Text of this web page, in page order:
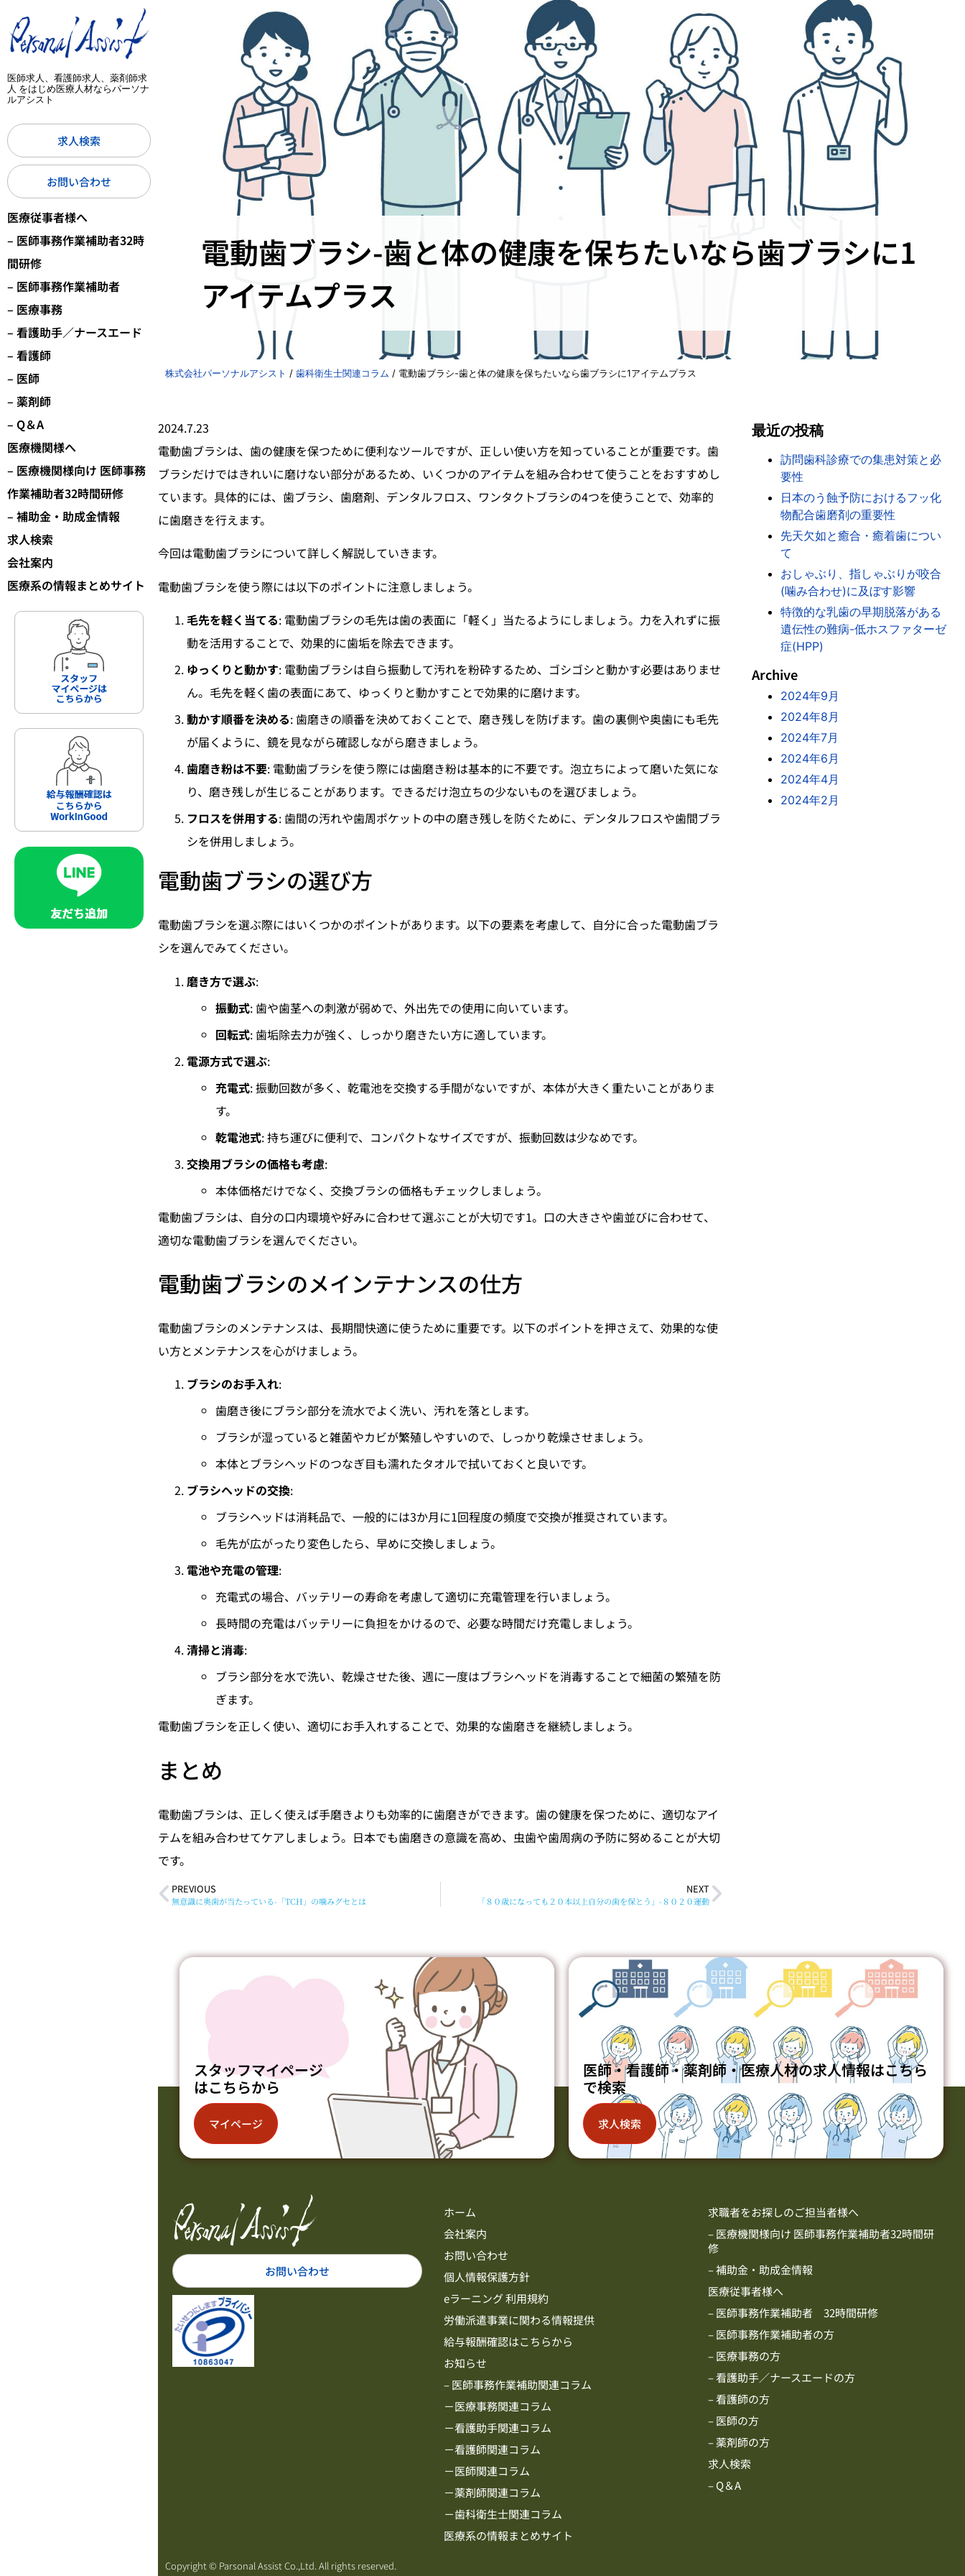
医師求人、看護師求人、薬剤師求
人 をはじめ医療人材ならパーソナ
ルアシスト
求人検索
お問い合わせ
医療従事者様へ
– 医師事務作業補助者32時
間研修
– 医師事務作業補助者
– 医療事務
– 看護助手／ナースエード
– 看護師
– 医師
– 薬剤師
– Q＆A
医療機関様へ
– 医療機関様向け 医師事務
作業補助者32時間研修
– 補助金・助成金情報
求人検索
会社案内
医療系の情報まとめサイト
電動歯ブラシ-歯と体の健康を保ちたいなら歯ブラシに1
アイテムプラス
株式会社パーソナルアシスト / 歯科衛生士関連コラム / 電動歯ブラシ-歯と体の健康を保ちたいなら歯ブラシに1アイテムプラス
2024.7.23
電動歯ブラシは、歯の健康を保つために便利なツールですが、正しい使い方を知っていることが重要です。歯
ブラシだけではきれいに磨けない部分があるため、いくつかのアイテムを組み合わせて使うことをおすすめし
ています。具体的には、歯ブラシ、歯磨剤、デンタルフロス、ワンタクトブラシの4つを使うことで、効率的
に歯磨きを行えます。
今回は電動歯ブラシについて詳しく解説していきます。
電動歯ブラシを使う際には以下のポイントに注意しましょう。
毛先を軽く当てる: 電動歯ブラシの毛先は歯の表面に「軽く」当たるようにしましょう。力を入れずに振
動を活用することで、効果的に歯垢を除去できます。
ゆっくりと動かす: 電動歯ブラシは自ら振動して汚れを粉砕するため、ゴシゴシと動かす必要はありませ
ん。毛先を軽く歯の表面にあて、ゆっくりと動かすことで効果的に磨けます。
動かす順番を決める: 歯磨きの順番を決めておくことで、磨き残しを防げます。歯の裏側や奥歯にも毛先
が届くように、鏡を見ながら確認しながら磨きましょう。
歯磨き粉は不要: 電動歯ブラシを使う際には歯磨き粉は基本的に不要です。泡立ちによって磨いた気にな
り、磨き残しが生じることがあります。できるだけ泡立ちの少ないものを選びましょう。
フロスを併用する: 歯間の汚れや歯周ポケットの中の磨き残しを防ぐために、デンタルフロスや歯間ブラ
シを併用しましょう。
電動歯ブラシの選び方
電動歯ブラシを選ぶ際にはいくつかのポイントがあります。以下の要素を考慮して、自分に合った電動歯ブラ
シを選んでみてください。
磨き方で選ぶ:
振動式: 歯や歯茎への刺激が弱めで、外出先での使用に向いています。
回転式: 歯垢除去力が強く、しっかり磨きたい方に適しています。
電源方式で選ぶ:
充電式: 振動回数が多く、乾電池を交換する手間がないですが、本体が大きく重たいことがありま
す。
乾電池式: 持ち運びに便利で、コンパクトなサイズですが、振動回数は少なめです。
交換用ブラシの価格も考慮:
本体価格だけでなく、交換ブラシの価格もチェックしましょう。
電動歯ブラシは、自分の口内環境や好みに合わせて選ぶことが大切です1。口の大きさや歯並びに合わせて、
適切な電動歯ブラシを選んでください。
電動歯ブラシのメインテナンスの仕方
電動歯ブラシのメンテナンスは、長期間快適に使うために重要です。以下のポイントを押さえて、効果的な使
い方とメンテナンスを心がけましょう。
ブラシのお手入れ:
歯磨き後にブラシ部分を流水でよく洗い、汚れを落とします。
ブラシが湿っていると雑菌やカビが繁殖しやすいので、しっかり乾燥させましょう。
本体とブラシヘッドのつなぎ目も濡れたタオルで拭いておくと良いです。
ブラシヘッドの交換:
ブラシヘッドは消耗品で、一般的には3か月に1回程度の頻度で交換が推奨されています。
毛先が広がったり変色したら、早めに交換しましょう。
電池や充電の管理:
充電式の場合、バッテリーの寿命を考慮して適切に充電管理を行いましょう。
長時間の充電はバッテリーに負担をかけるので、必要な時間だけ充電しましょう。
清掃と消毒:
ブラシ部分を水で洗い、乾燥させた後、週に一度はブラシヘッドを消毒することで細菌の繁殖を防
ぎます。
電動歯ブラシを正しく使い、適切にお手入れすることで、効果的な歯磨きを継続しましょう。
まとめ
電動歯ブラシは、正しく使えば手磨きよりも効率的に歯磨きができます。歯の健康を保つために、適切なアイ
テムを組み合わせてケアしましょう。日本でも歯磨きの意識を高め、虫歯や歯周病の予防に努めることが大切
です。
PREVIOUS
無意識に奥歯が当たっている-「TCH」の噛みグセとは
NEXT
「８０歳になっても２０本以上自分の歯を保とう」-８０２０運動
最近の投稿
訪問歯科診療での集患対策と必
要性
日本のう蝕予防におけるフッ化
物配合歯磨剤の重要性
先天欠如と癒合・癒着歯につい
て
おしゃぶり、指しゃぶりが咬合
(噛み合わせ)に及ぼす影響
特徴的な乳歯の早期脱落がある
遺伝性の難病-低ホスファターゼ
症(HPP)
Archive
2024年9月
2024年8月
2024年7月
2024年6月
2024年4月
2024年2月
スタッフマイページ
はこちらから
マイページ
医師・看護師・薬剤師・医療人材の求人情報はこちら
で検索
求人検索
お問い合わせ
ホーム
会社案内
お問い合わせ
個人情報保護方針
eラーニング 利用規約
労働派遣事業に関わる情報提供
給与報酬確認はこちらから
お知らせ
– 医師事務作業補助関連コラム
－医療事務関連コラム
－看護助手関連コラム
－看護師関連コラム
－医師関連コラム
－薬剤師関連コラム
－歯科衛生士関連コラム
医療系の情報まとめサイト
求職者をお探しのご担当者様へ
– 医療機関様向け 医師事務作業補助者32時間研
修
– 補助金・助成金情報
医療従事者様へ
– 医師事務作業補助者 32時間研修
– 医師事務作業補助者の方
– 医療事務の方
– 看護助手／ナースエードの方
– 看護師の方
– 医師の方
– 薬剤師の方
求人検索
– Q＆A
Copyright © Parsonal Assist Co.,Ltd. All rights reserved.